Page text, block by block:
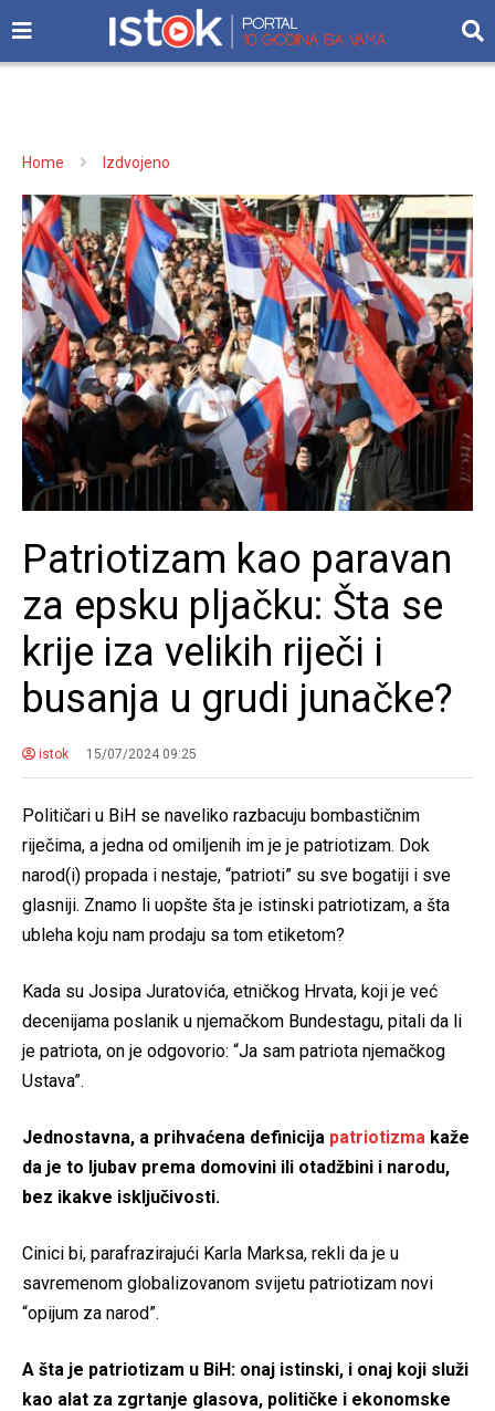
Home Izdvojeno
Patriotizam kao paravan
za epsku pljačku: Šta se
krije iza velikih riječi i
busanja u grudi junačke?
istok 15/07/2024 09:25
Političari u BiH se naveliko razbacuju bombastičnim
riječima, a jedna od omiljenih im je je patriotizam. Dok
narod(i) propada i nestaje, “patrioti” su sve bogatiji i sve
glasniji. Znamo li uopšte šta je istinski patriotizam, a šta
ubleha koju nam prodaju sa tom etiketom?
Kada su Josipa Juratovića, etničkog Hrvata, koji je već
decenijama poslanik u njemačkom Bundestagu, pitali da li
je patriota, on je odgovorio: “Ja sam patriota njemačkog
Ustava”.
Jednostavna, a prihvaćena definicija patriotizma kaže
da je to ljubav prema domovini ili otadžbini i narodu,
bez ikakve isključivosti.
Cinici bi, parafrazirajući Karla Marksa, rekli da je u
savremenom globalizovanom svijetu patriotizam novi
“opijum za narod”.
A šta je patriotizam u BiH: onaj istinski, i onaj koji služi
kao alat za zgrtanje glasova, političke i ekonomske